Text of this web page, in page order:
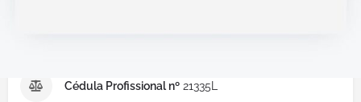
Cédula Profissional nº 21335L